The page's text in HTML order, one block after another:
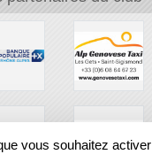
vous souhaitez activer